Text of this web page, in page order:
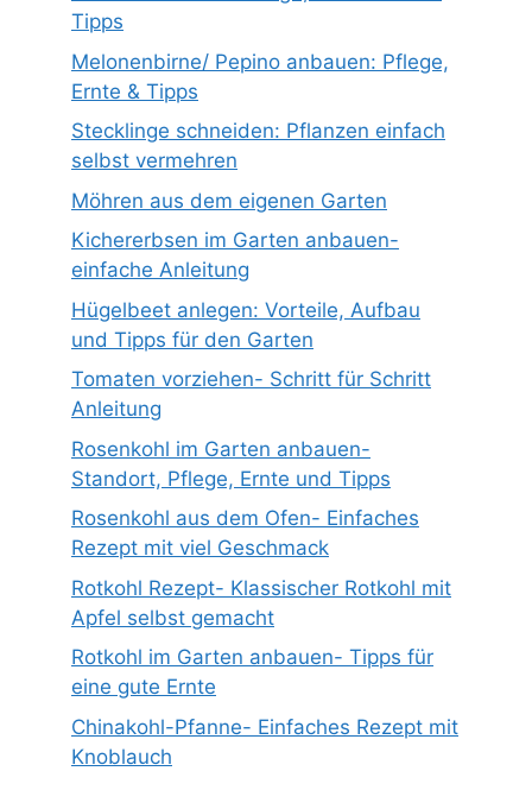
Tipps
Melonenbirne/ Pepino anbauen: Pflege,
Ernte & Tipps
Stecklinge schneiden: Pflanzen einfach
selbst vermehren
Möhren aus dem eigenen Garten
Kichererbsen im Garten anbauen-
einfache Anleitung
Hügelbeet anlegen: Vorteile, Aufbau
und Tipps für den Garten
Tomaten vorziehen- Schritt für Schritt
Anleitung
Rosenkohl im Garten anbauen-
Standort, Pflege, Ernte und Tipps
Rosenkohl aus dem Ofen- Einfaches
Rezept mit viel Geschmack
Rotkohl Rezept- Klassischer Rotkohl mit
Apfel selbst gemacht
Rotkohl im Garten anbauen- Tipps für
eine gute Ernte
Chinakohl-Pfanne- Einfaches Rezept mit
Knoblauch